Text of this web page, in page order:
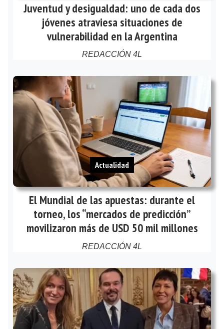
Juventud y desigualdad: uno de cada dos
jóvenes atraviesa situaciones de
vulnerabilidad en la Argentina
REDACCIÓN 4L
El Mundial de las apuestas: durante el
torneo, los “mercados de predicción”
movilizaron más de USD 50 mil millones
REDACCIÓN 4L
Actualidad